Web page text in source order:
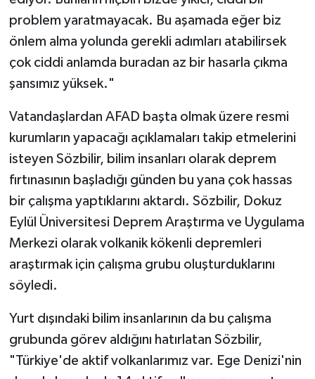
problem yaratmayacak. Bu aşamada eğer biz
önlem alma yolunda gerekli adımları atabilirsek
çok ciddi anlamda buradan az bir hasarla çıkma
şansımız yüksek."
Vatandaşlardan AFAD başta olmak üzere resmi
kurumların yapacağı açıklamaları takip etmelerini
isteyen Sözbilir, bilim insanları olarak deprem
fırtınasının başladığı günden bu yana çok hassas
bir çalışma yaptıklarını aktardı. Sözbilir, Dokuz
Eylül Üniversitesi Deprem Araştırma ve Uygulama
Merkezi olarak volkanik kökenli depremleri
araştırmak için çalışma grubu oluşturduklarını
söyledi.
Yurt dışındaki bilim insanlarının da bu çalışma
grubunda görev aldığını hatırlatan Sözbilir,
"Türkiye'de aktif volkanlarımız var. Ege Denizi'nin